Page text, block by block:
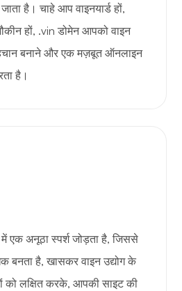
है। चाहे आप वाइनयार्ड हों,
हों, .vin डोमेन आपको वाइन
बनाने और एक मज़बूत ऑनलाइन
है।
एक अनूठा स्पर्श जोड़ता है, जिससे
बनता है, खासकर वाइन उद्योग के
को लक्षित करके, आपकी साइट की